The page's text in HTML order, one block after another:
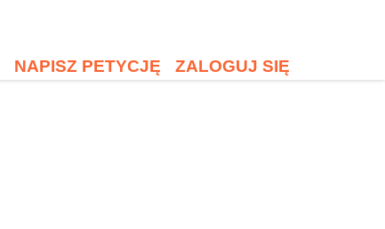
NAPISZ PETYCJĘ ZALOGUJ SIĘ